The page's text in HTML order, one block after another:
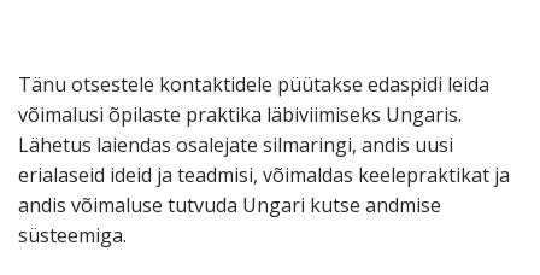
Tänu otsestele kontaktidele püütakse edaspidi leida
võimalusi õpilaste praktika läbiviimiseks Ungaris.
Lähetus laiendas osalejate silmaringi, andis uusi
erialaseid ideid ja teadmisi, võimaldas keelepraktikat ja
andis võimaluse tutvuda Ungari kutse andmise
süsteemiga.